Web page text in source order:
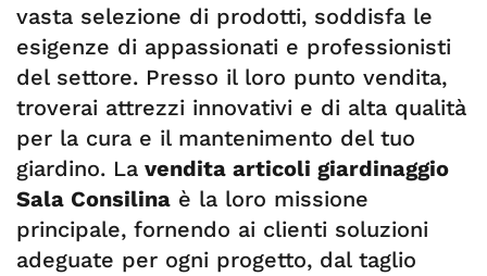
vasta selezione di prodotti, soddisfa le
esigenze di appassionati e professionisti
del settore. Presso il loro punto vendita,
troverai attrezzi innovativi e di alta qualità
per la cura e il mantenimento del tuo
giardino. La vendita articoli giardinaggio
Sala Consilina è la loro missione
principale, fornendo ai clienti soluzioni
adeguate per ogni progetto, dal taglio